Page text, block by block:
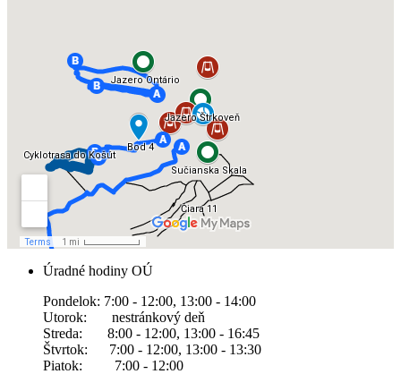
Úradné hodiny OÚ
Pondelok: 7:00 - 12:00, 13:00 - 14:00
Utorok: nestránkový deň
Streda: 8:00 - 12:00, 13:00 - 16:45
Štvrtok: 7:00 - 12:00, 13:00 - 13:30
Piatok: 7:00 - 12:00